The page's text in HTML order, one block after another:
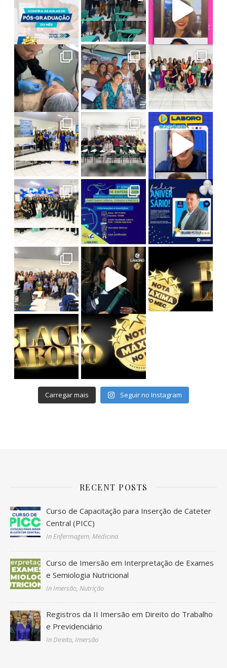
Final de semana de muito aprendizado na Pós-
Amanhã é o grande dia! Nossos alunos d
Psicologia em Ação: Novembro Azul na Laboro Laboro Explica: Tudo sobre o ENADE! A live c
I Seminário de Enfermagem
Com o
1º Simpósio de Enfermagem
Um evento Hoje celebramos a vida do nosso Diretor A
Na última edição da série Entrelaços de S
#TBT da Colação de Grau
Reviver
Cursos de Graduação: até 75% OFF
Pós-Graduação: até 55% OFF
Avanc
Carregar mais Seguir no Instagram
RECENT POSTS
Curso de Capacitação para Inserção de Cateter
Central (PICC)
In Enfermagem, Medicina
Curso de Imersão em Interpretação de Exames
e Semiologia Nutricional
In Imersão, Nutrição
Registros da II Imersão em Direito do Trabalho
e Previdenciário
In Direito, Imersão